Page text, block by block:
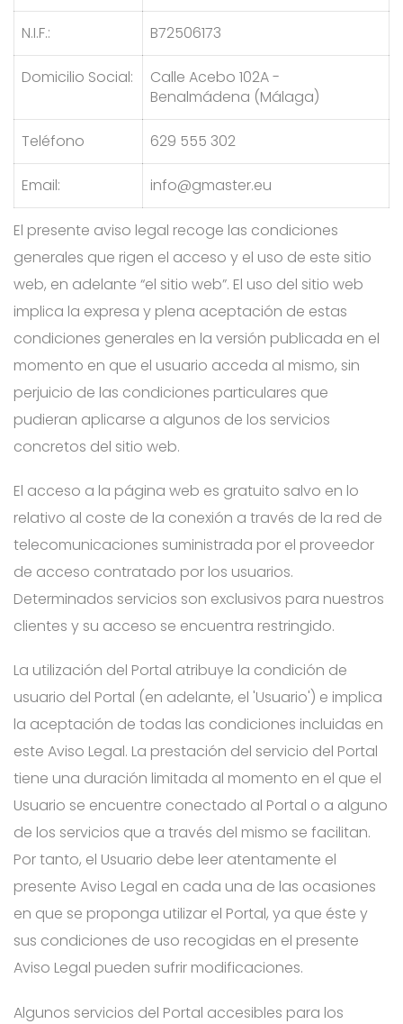
N.I.F.: B72506173
Domicilio Social:
Calle Acebo 102A -
Benalmádena (Málaga)
Teléfono 629 555 302
Email: info@gmaster.eu
El presente aviso legal recoge las condiciones
generales que rigen el acceso y el uso de este sitio
web, en adelante “el sitio web”. El uso del sitio web
implica la expresa y plena aceptación de estas
condiciones generales en la versión publicada en el
momento en que el usuario acceda al mismo, sin
perjuicio de las condiciones particulares que
pudieran aplicarse a algunos de los servicios
concretos del sitio web.
El acceso a la página web es gratuito salvo en lo
relativo al coste de la conexión a través de la red de
telecomunicaciones suministrada por el proveedor
de acceso contratado por los usuarios.
Determinados servicios son exclusivos para nuestros
clientes y su acceso se encuentra restringido.
La utilización del Portal atribuye la condición de
usuario del Portal (en adelante, el 'Usuario') e implica
la aceptación de todas las condiciones incluidas en
este Aviso Legal. La prestación del servicio del Portal
tiene una duración limitada al momento en el que el
Usuario se encuentre conectado al Portal o a alguno
de los servicios que a través del mismo se facilitan.
Por tanto, el Usuario debe leer atentamente el
presente Aviso Legal en cada una de las ocasiones
en que se proponga utilizar el Portal, ya que éste y
sus condiciones de uso recogidas en el presente
Aviso Legal pueden sufrir modificaciones.
Algunos servicios del Portal accesibles para los